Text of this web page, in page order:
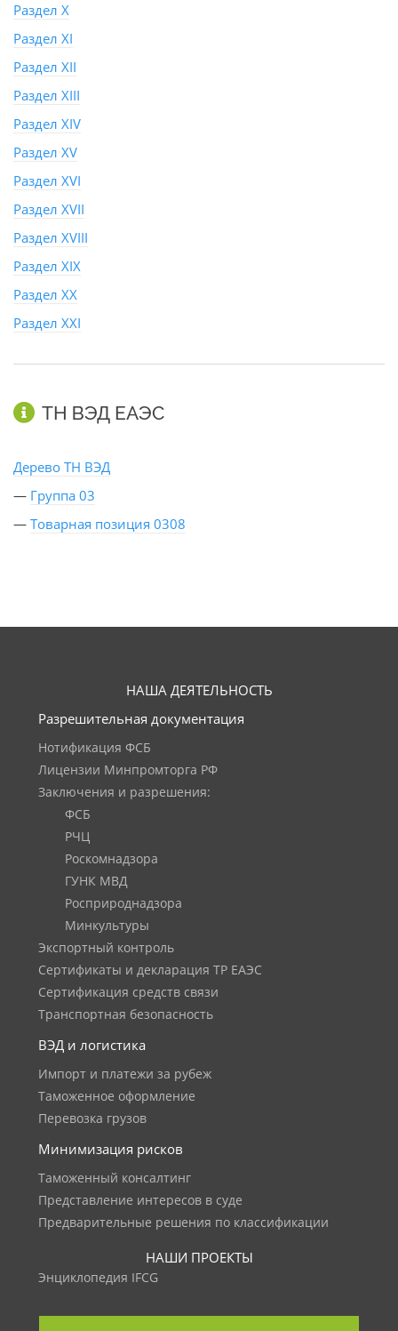
Раздел X
Раздел XI
Раздел XII
Раздел XIII
Раздел XIV
Раздел XV
Раздел XVI
Раздел XVII
Раздел XVIII
Раздел XIX
Раздел XX
Раздел XXI
ТН ВЭД ЕАЭС
Дерево ТН ВЭД
— Группа 03
— Товарная позиция 0308
НАША ДЕЯТЕЛЬНОСТЬ
Разрешительная документация
Нотификация ФСБ
Лицензии Минпромторга РФ
Заключения и разрешения:
ФСБ
РЧЦ
Роскомнадзора
ГУНК МВД
Росприроднадзора
Минкультуры
Экспортный контроль
Сертификаты и декларация ТР ЕАЭС
Сертификация средств связи
Транспортная безопасность
ВЭД и логистика
Импорт и платежи за рубеж
Таможенное оформление
Перевозка грузов
Минимизация рисков
Таможенный консалтинг
Представление интересов в суде
Предварительные решения по классификации
НАШИ ПРОЕКТЫ
Энциклопедия IFCG